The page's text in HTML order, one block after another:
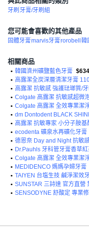
牙刷 牙膏/牙刷組
您可能會喜歡的其他產品
固體牙膏marvis牙膏rorobell 韓
相關商品
• 韓國濟州礦鹽藍色牙膏 $634
• 高露潔全炭深層清潔牙膏
• 高露潔 抗敏感 強護琺瑯質/
• Colgate 高露潔 抗敏感超微
• Colgate 高露潔 全效專業潔
• dm Dontodent BLACK
• 高露潔 抗敏專家 小分子胺基
• ecodenta 礦泉水再礦化牙膏
•
• Dr.Pauhls 牙科管牙膏香草
• Colgate 高露潔 全效專業潔
• MEDIDENCO 媽媽孕婦牙膏
• TAIYEN 台塩生技 鹹淨潔效
• SUNSTAR 三詩達 官方直營
• SENSODYNE 舒酸定 專業